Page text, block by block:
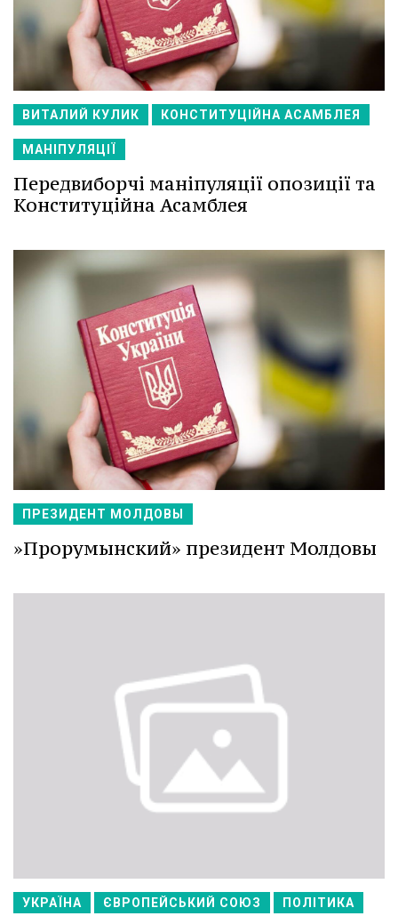
ВИТАЛИЙ КУЛИК КОНСТИТУЦІЙНА АСАМБЛЕЯ
МАНІПУЛЯЦІЇ
Передвиборчі маніпуляції опозиції та
Конституційна Асамблея
ПРЕЗИДЕНТ МОЛДОВЫ
»Прорумынский» президент Молдовы
УКРАЇНА ЄВРОПЕЙСЬКИЙ СОЮЗ ПОЛІТИКА